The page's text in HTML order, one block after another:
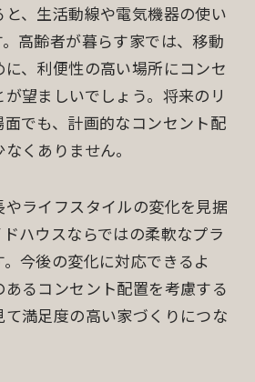
、生活動線や電気機器の使い
高齢者が暮らす家では、移動
、利便性の高い場所にコンセ
望ましいでしょう。将来のリ
でも、計画的なコンセント配
くありません。
やライフスタイルの変化を見据
ハウスならではの柔軟なプラ
今後の変化に対応できるよ
るコンセント配置を考慮する
て満足度の高い家づくりにつな